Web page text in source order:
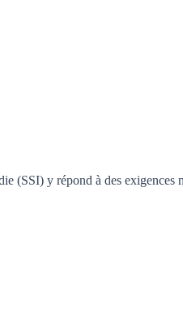
(SSI) y répond à des exigences